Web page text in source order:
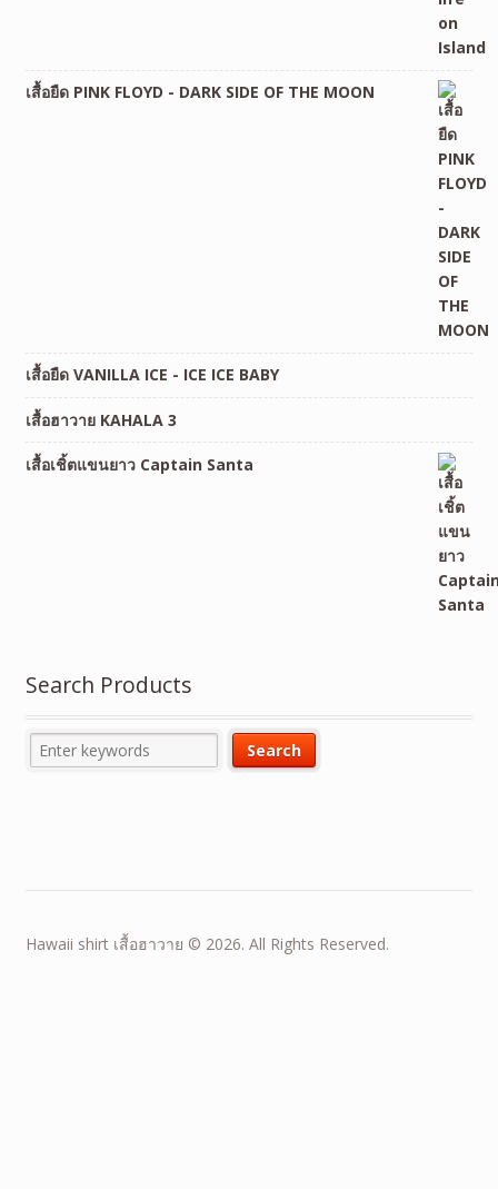
เสื้อยืด PINK FLOYD - DARK SIDE OF THE MOON
เสื้อยืด VANILLA ICE - ICE ICE BABY
เสื้อฮาวาย KAHALA 3
เสื้อเชิ้ตแขนยาว Captain Santa
Search Products
Hawaii shirt เสื้อฮาวาย © 2026. All Rights Reserved.